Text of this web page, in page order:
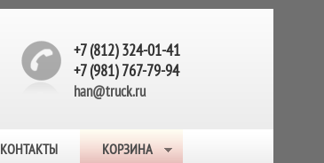
+7 (812) 324-01-41
+7 (981) 767-79-94
han@truck.ru
КОНТАКТЫ КОРЗИНА